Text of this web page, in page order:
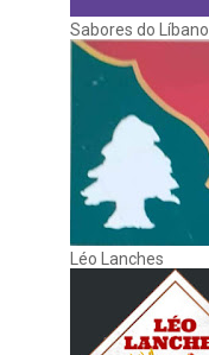
Sabores do Líbano
Léo Lanches